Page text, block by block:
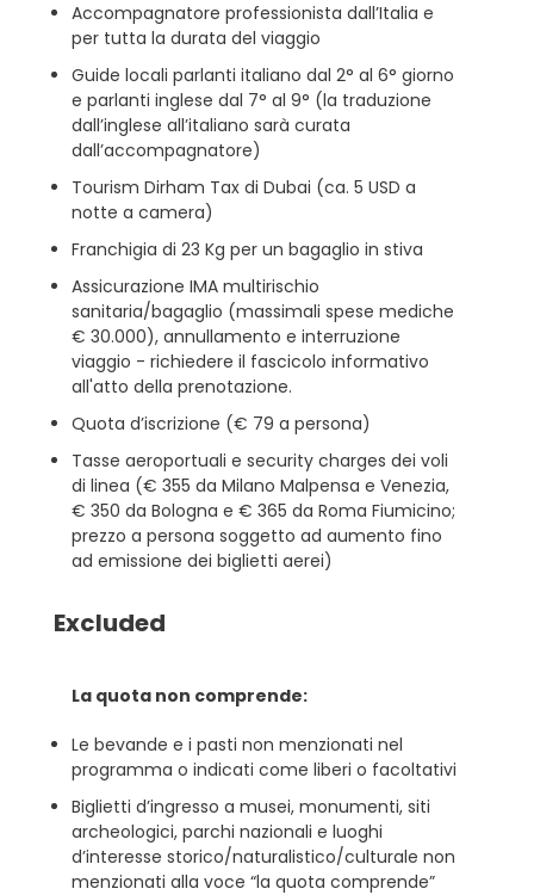
Accompagnatore professionista dall’Italia e
per tutta la durata del viaggio
Guide locali parlanti italiano dal 2° al 6° giorno
e parlanti inglese dal 7° al 9° (la traduzione
dall’inglese all’italiano sarà curata
dall’accompagnatore)
Tourism Dirham Tax di Dubai (ca. 5 USD a
notte a camera)
Franchigia di 23 Kg per un bagaglio in stiva
Assicurazione IMA multirischio
sanitaria/bagaglio (massimali spese mediche
€ 30.000), annullamento e interruzione
viaggio - richiedere il fascicolo informativo
all'atto della prenotazione.
Quota d’iscrizione (€ 79 a persona)
Tasse aeroportuali e security charges dei voli
di linea (€ 355 da Milano Malpensa e Venezia,
€ 350 da Bologna e € 365 da Roma Fiumicino;
prezzo a persona soggetto ad aumento fino
ad emissione dei biglietti aerei)
Excluded
La quota non comprende:
Le bevande e i pasti non menzionati nel
programma o indicati come liberi o facoltativi
Biglietti d’ingresso a musei, monumenti, siti
archeologici, parchi nazionali e luoghi
d’interesse storico/naturalistico/culturale non
menzionati alla voce “la quota comprende”